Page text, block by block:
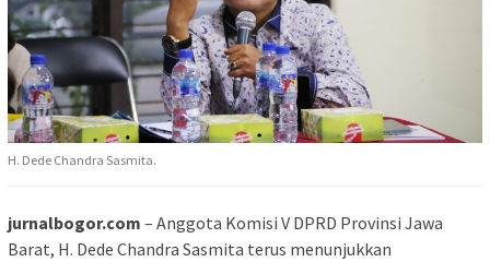
H. Dede Chandra Sasmita.
jurnalbogor.com – Anggota Komisi V DPRD Provinsi Jawa
Barat, H. Dede Chandra Sasmita terus menunjukkan